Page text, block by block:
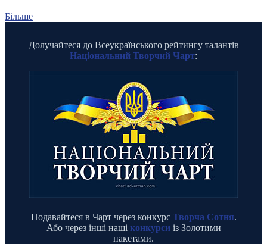
Більше
Долучайтеся до Всеукраїнського рейтингу талантів
Національний Творчий Чарт:
Подавайтеся в Чарт через конкурс Творча Сотня.
Або через інші наші конкурсиіз Золотими
пакетами.